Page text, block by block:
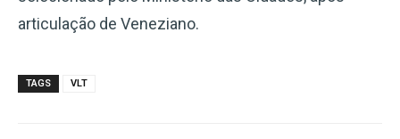
articulação de Veneziano.
TAGS VLT